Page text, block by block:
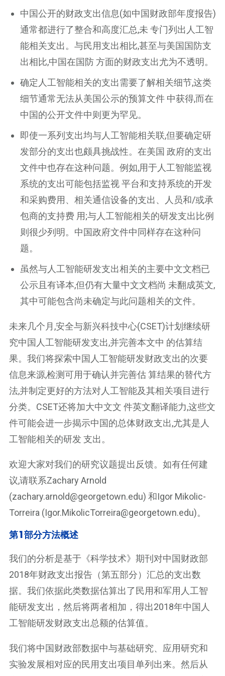
中国公开的财政支出信息(如中国财政部年度报告)
通常都进行了整合和高度汇总,未 专门列出人工智
能相关支出。与民用支出相比,甚至与美国国防支
出相比,中国在国防 方面的财政支出尤为不透明。
确定人工智能相关的支出需要了解相关细节,这类
细节通常无法从美国公示的预算文件 中获得,而在
中国的公开文件中则更为罕见。
即使一系列支出均与人工智能相关联,但要确定研
发部分的支出也颇具挑战性。在美国 政府的支出
文件中也存在这种问题。例如,用于人工智能监视
系统的支出可能包括监视 平台和支持系统的开发
和采购费用、相关通信设备的支出、人员和/或承
包商的支持费 用;与人工智能相关的研发支出比例
则很少列明。中国政府文件中同样存在这种问
题。
虽然与人工智能研发支出相关的主要中文文档已
公示且有译本,但仍有大量中文文档尚 未翻成英文,
其中可能包含尚未确定与此问题相关的文件。
未来几个月,安全与新兴科技中心(CSET)计划继续研
究中国人工智能研发支出,并完善本文中 的估算结
果。我们将探索中国人工智能研发财政支出的次要
信息来源,检测可用于确认并完善估 算结果的替代方
法,并制定更好的方法对人工智能及其相关项目进行
分类。CSET还将加大中文文 件英文翻译能力,这些文
件可能会进一步揭示中国的总体财政支出,尤其是人
工智能相关的研发 支出。
欢迎大家对我们的研究议题提出反馈。如有任何建
议,请联系Zachary Arnold
(zachary.arnold@georgetown.edu) 和Igor Mikolic-
Torreira (Igor.MikolicTorreira@georgetown.edu)。
第1 部分方法概述
我们的分析是基于《科学技术》期刊对中国财政部
2018年财政支出报告（第五部分）汇总的支出数
据。我们依据此类数据估算出了民用和军用人工智
能研发支出，然后将两者相加，得出2018年中国人
工智能研发财政支出总额的估算值。
我们将中国财政部数据中与基础研究、应用研究和
实验发展相对应的民用支出项目单列出来。然后从